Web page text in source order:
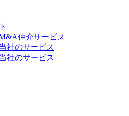
仲介サービス
社のサービス
社のサービス